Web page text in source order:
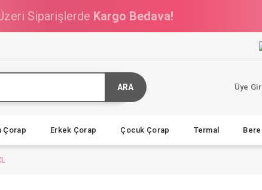
Siparişlerde Kargo Bedava!
ARA Üye
Çorap Erkek Çorap Çocuk Çorap Termal